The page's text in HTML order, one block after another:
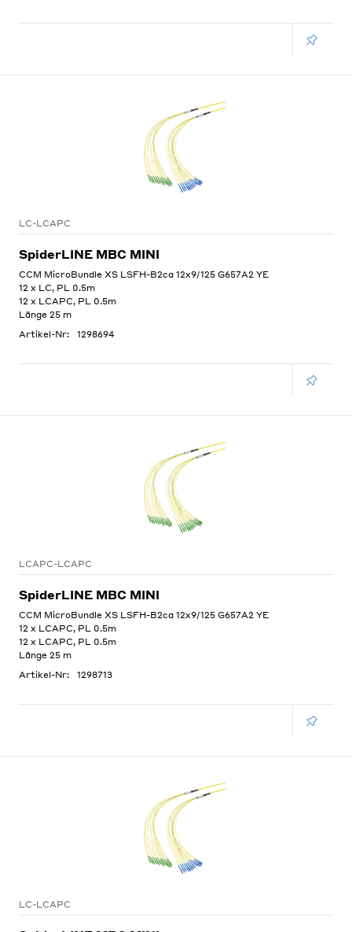
LC-LCAPC
SpiderLINE MBC MINI
CCM MicroBundle XS LSFH-B2ca 12x9/125 G657A2 YE
12 x LC, PL 0.5m
12 x LCAPC, PL 0.5m
Länge 25 m
Artikel-Nr:
1298694
LCAPC-LCAPC
SpiderLINE MBC MINI
CCM MicroBundle XS LSFH-B2ca 12x9/125 G657A2 YE
12 x LCAPC, PL 0.5m
12 x LCAPC, PL 0.5m
Länge 25 m
Artikel-Nr:
1298713
LC-LCAPC